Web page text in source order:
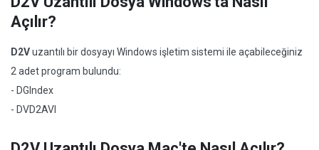
Açılır?
D2Vuzantılı bir dosyayı Windows işletim sistemi ile açabileceğiniz
2 adet program bulundu:
- DGIndex
- DVD2AVI